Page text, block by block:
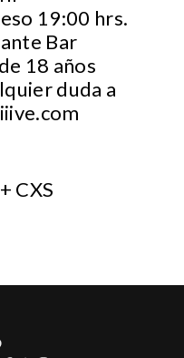
19:00 hrs.
Bar
18 años
duda a
CXS